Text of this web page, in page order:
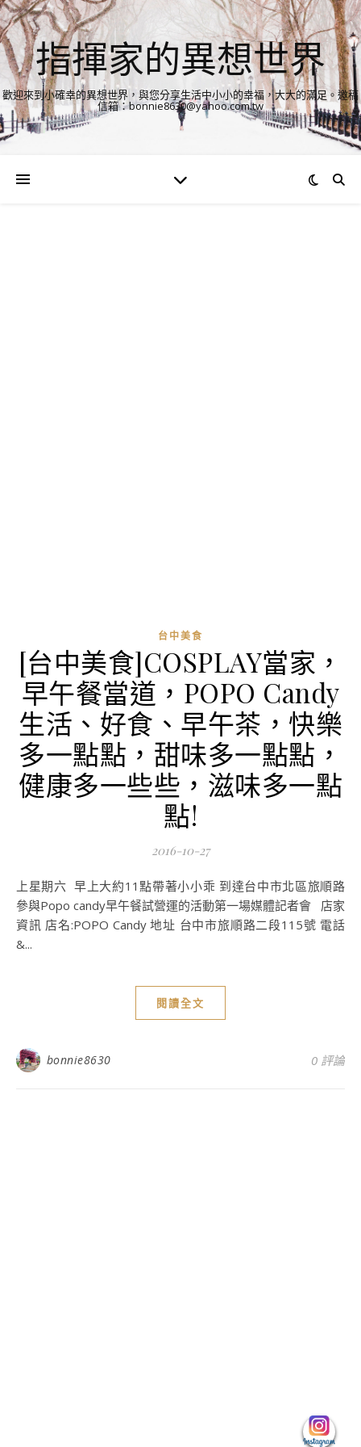
指揮家的異想世界
歡迎來到小確幸的異想世界，與您分享生活中小小的幸福，大大的滿足。邀稿
信箱：bonnie8630@yahoo.com.tw
台中美食
[台中美食]COSPLAY當家，
早午餐當道，POPO Candy
生活、好食、早午茶，快樂
多一點點，甜味多一點點，
健康多一些些，滋味多一點
點!
2016-10-27
上星期六 早上大約11點帶著小小乖 到達台中市北區旅順路
參與Popo candy早午餐試營運的活動第一場媒體記者會 店家
資訊 店名:POPO Candy 地址 台中市旅順路二段115號 電話
&...
閱讀全文
bonnie8630 0 評論